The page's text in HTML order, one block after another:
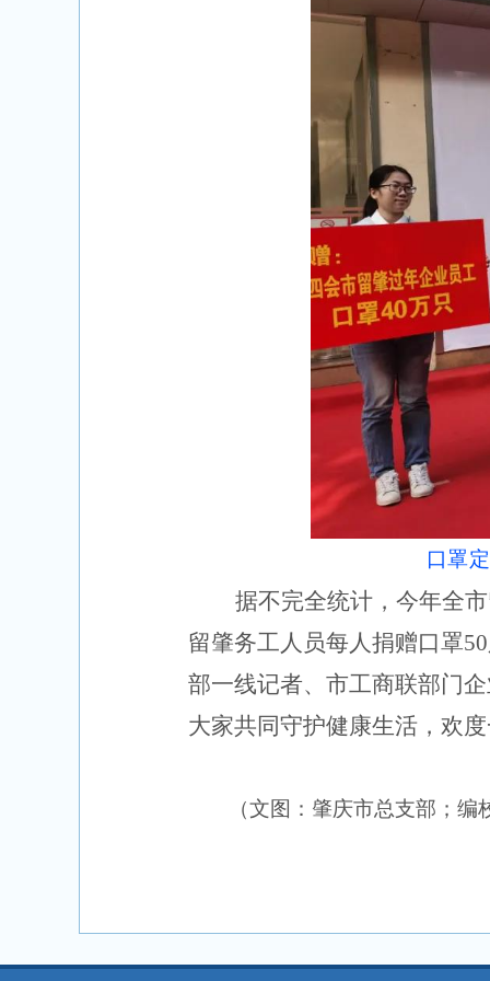
口罩
据不完全统计，今年全
留肇务工人员每人捐赠口罩
部一线记者、市工商联部门
大家共同守护健康生活，欢
（文图：肇庆市总支部；